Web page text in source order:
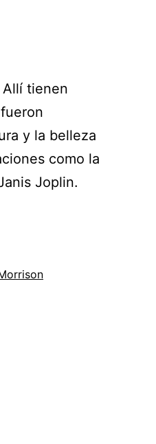
tienen
y la belleza
como la
Joplin.